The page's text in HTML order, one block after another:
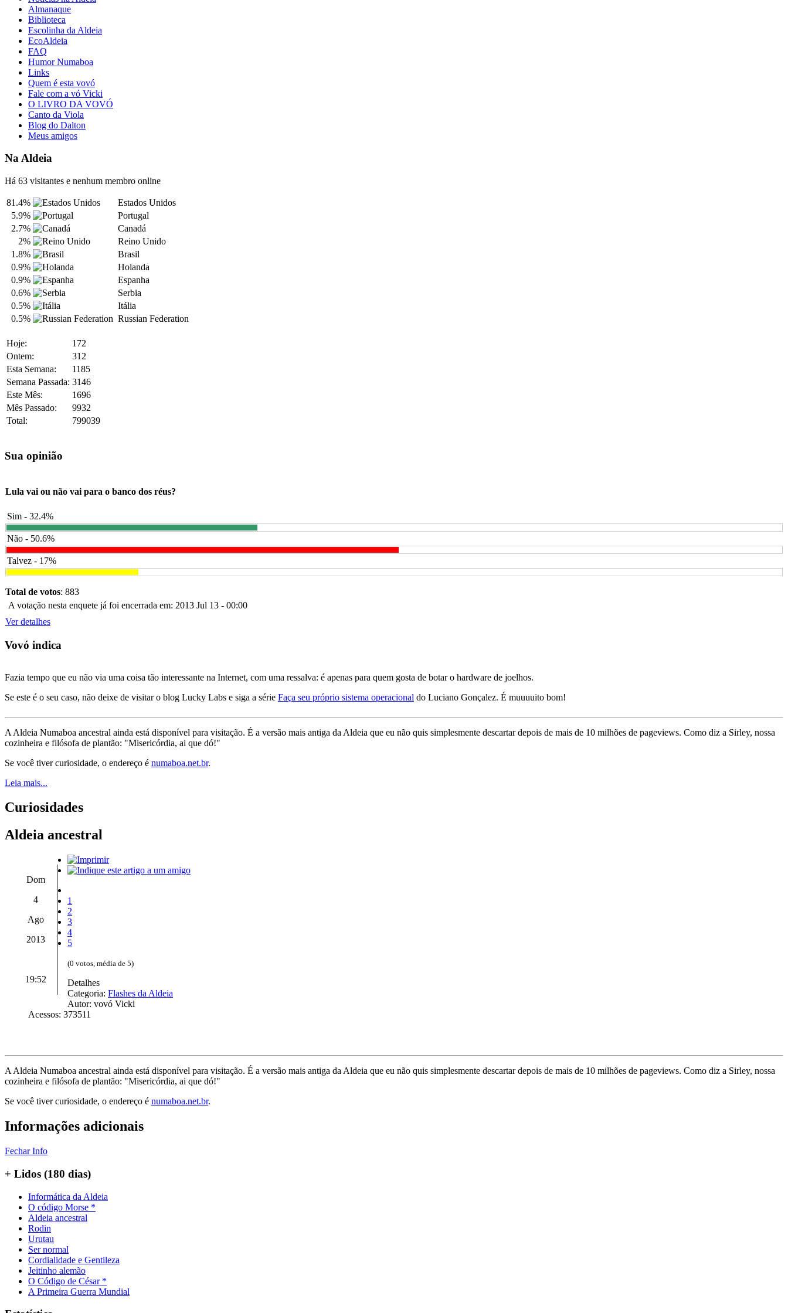
Almanaque
Biblioteca
Escolinha da Aldeia
EcoAldeia
FAQ
Humor Numaboa
Links
Quem é esta vovó
Fale com a vó Vicki
O LIVRO DA VOVÓ
Canto da Viola
Blog do Dalton
Meus amigos
Na Aldeia
Há 63 visitantes e nenhum membro online
81.4%
Estados Unidos
5.9%
Portugal
2.7%
Canadá
2%
Reino Unido
1.8%
Brasil
0.9%
Holanda
0.9%
Espanha
0.6%
Serbia
0.5%
Itália
0.5%
Russian Federation
Hoje:
172
Ontem:
312
Esta Semana:
1185
Semana Passada: 3146
Este Mês:
1696
Mês Passado:
9932
Total:
799039
Sua opinião
Lula vai ou não vai para o banco dos réus?
Sim - 32.4%
Não - 50.6%
Talvez - 17%
Total de votos: 883
A votação nesta enquete já foi encerrada em: 2013 Jul 13 - 00:00
Ver detalhes
Vovó indica
Fazia tempo que eu não via uma coisa tão interessante na Internet, com uma ressalva: é apenas para quem gosta de botar o hardware de joelhos.
Se este é o seu caso, não deixe de visitar o blog Lucky Labs e siga a série Faça seu próprio sistema operacional do Luciano Gonçalez. É muuuuito bom!
A Aldeia Numaboa ancestral ainda está disponível para visitação. É a versão mais antiga da Aldeia que eu não quis simplesmente descartar depois de mais de 10 milhões de pageviews. Como diz a Sirley, nossa
cozinheira e filósofa de plantão: "Misericórdia, ai que dó!"
Se você tiver curiosidade, o endereço é numaboa.net.br.
Leia mais...
Curiosidades
Aldeia ancestral
Dom
4
Ago
2013
19:52
1
2
3
4
5
(0 votos, média de 5)
Detalhes
Categoria: Flashes da Aldeia
Autor: vovó Vicki
Acessos: 373511
A Aldeia Numaboa ancestral ainda está disponível para visitação. É a versão mais antiga da Aldeia que eu não quis simplesmente descartar depois de mais de 10 milhões de pageviews. Como diz a Sirley, nossa
cozinheira e filósofa de plantão: "Misericórdia, ai que dó!"
Se você tiver curiosidade, o endereço é numaboa.net.br.
Informações adicionais
Fechar Info
+ Lidos (180 dias)
Informática da Aldeia
O código Morse *
Aldeia ancestral
Rodin
Urutau
Ser normal
Cordialidade e Gentileza
Jeitinho alemão
O Código de César *
A Primeira Guerra Mundial